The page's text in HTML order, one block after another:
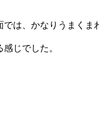
は、かなりうまくま
じでした。